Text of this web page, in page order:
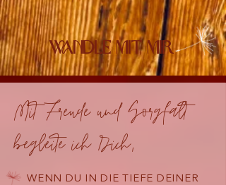
Wandle mit mir
Mit Freude und Sorgfalt
begleite ich Dich,
WENN DU IN DIE TIEFE DEINER